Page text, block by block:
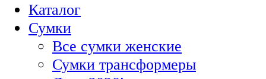
Каталог
Сумки
Все сумки женские
Сумки трансформеры